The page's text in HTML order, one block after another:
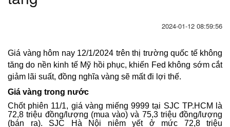
2024-01-12 08:59:56
Giá vàng hôm nay 12/1/2024 trên thị trường quốc tế không
tăng do nền kinh tế Mỹ hồi phục, khiến Fed không sớm cắt
giảm lãi suất, đồng nghĩa vàng sẽ mất đi lợi thế.
Giá vàng trong nước
Chốt phiên 11/1, giá vàng miếng 9999 tại SJC TP.HCM là
72,8 triệu đồng/lượng (mua vào) và 75,3 triệu đồng/lượng
(bán ra). SJC Hà Nội niêm yết ở mức 72,8 triệu